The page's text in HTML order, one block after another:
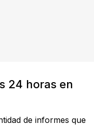
24 horas en
de informes que